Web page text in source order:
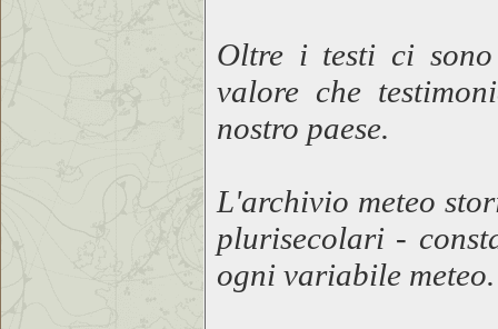
Oltre i testi ci
valore che
nostro paese.
L'archivio meteo
plurisecolari -
ogni variabile meteo.